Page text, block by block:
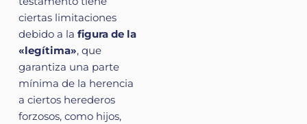
ciertas limitaciones
debido a la figura de la
«legítima», que
garantiza una parte
mínima de la herencia
a ciertos herederos
forzosos, como hijos,